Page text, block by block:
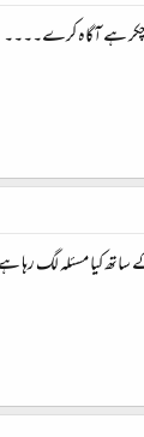
چکر ہے آگاہ کرے۔۔۔۔
کیا مسئلہ لگ رہا